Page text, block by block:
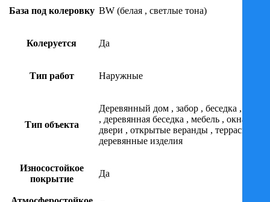
База под колеровку BW (белая , светлые тона)
Колеруется Да
Тип работ Наружные
Тип объекта
Деревянный дом , забор , беседка ,
, деревянная беседка , мебель , окна и
двери , открытые веранды , террасы
деревянные изделия
Износостойкое
покрытие
Да